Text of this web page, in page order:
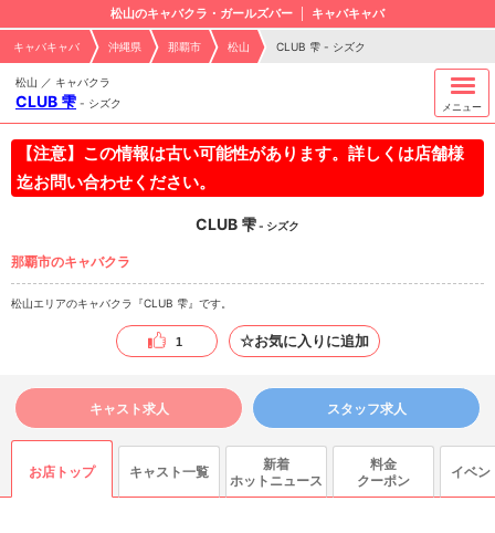
松山のキャバクラ・ガールズバー キャバキャバ
キャバキャバ 沖縄県 那覇市 松山 CLUB 雫 - シズク
松山 ／ キャバクラ
CLUB 雫 - シズク メニュー
【注意】この情報は古い可能性があります。詳しくは店舗様
迄お問い合わせください。
CLUB 雫- シズク
那覇市のキャバクラ
松山エリアのキャバクラ『CLUB 雫』です。
1 ☆お気に入りに追加
キャスト求人 スタッフ求人
お店トップ キャスト一覧
新着
ホットニュース
料金
クーポン
イベン